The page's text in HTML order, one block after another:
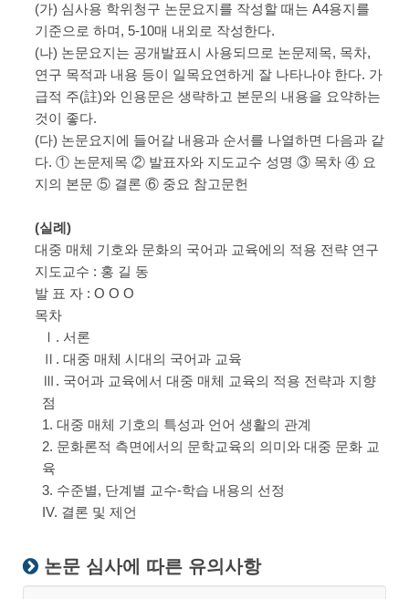
(가) 심사용 학위청구 논문요지를 작성할 때는 A4용지를
기준으로 하며, 5-10매 내외로 작성한다.
(나) 논문요지는 공개발표시 사용되므로 논문제목, 목차,
연구 목적과 내용 등이 일목요연하게 잘 나타나야 한다. 가
급적 주(註)와 인용문은 생략하고 본문의 내용을 요약하는
것이 좋다.
(다) 논문요지에 들어갈 내용과 순서를 나열하면 다음과 같
다. ① 논문제목 ② 발표자와 지도교수 성명 ③ 목차 ④ 요
지의 본문 ⑤ 결론 ⑥ 중요 참고문헌
(실례)
대중 매체 기호와 문화의 국어과 교육에의 적용 전략 연구
지도교수 : 홍 길 동
발 표 자 : O O O
목차
Ⅰ. 서론
Ⅱ. 대중 매체 시대의 국어과 교육
Ⅲ. 국어과 교육에서 대중 매체 교육의 적용 전략과 지향
점
1. 대중 매체 기호의 특성과 언어 생활의 관계
2. 문화론적 측면에서의 문학교육의 의미와 대중 문화 교
육
3. 수준별, 단계별 교수-학습 내용의 선정
IV. 결론 및 제언
논문 심사에 따른 유의사항